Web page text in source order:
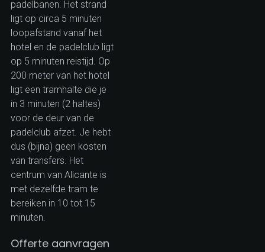
padelbanen. Het strand
ligt op circa 5 minuten
loopafstand vanaf het
hotel en de padelclub ligt
op 5 minuten reistijd. Op
200 meter van het hotel
ligt een tramhalte die je
in 3 minuten (2 haltes)
voor de deur van de
padelclub afzet. Je hebt
dus (bijna) geen kosten
van transfers. Het
centrum van Alicante is
met dezelfde tram te
bereiken in 10 tot 15
minuten.
Offerte aanvragen